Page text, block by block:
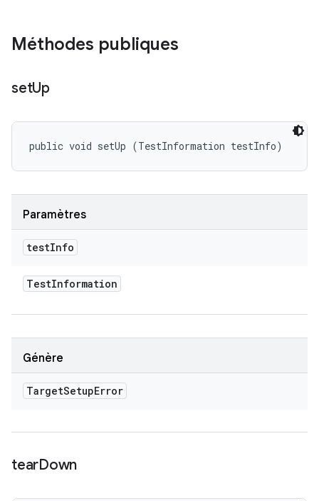
Méthodes publiques
setUp
public void setUp (TestInformation testInfo)
Paramètres
testInfo
TestInformation
Génère
TargetSetupError
tearDown